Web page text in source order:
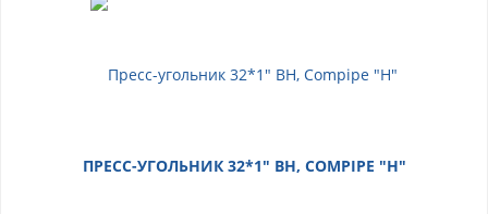
ПРЕСС-УГОЛЬНИК 32*1" ВН, COMPIPE "Н"